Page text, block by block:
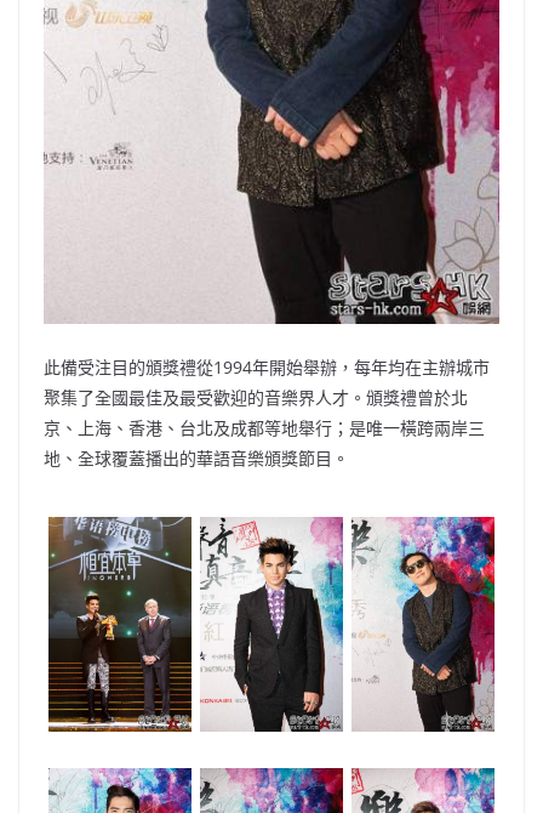
此備受注目的頒獎禮從1994年開始舉辦，每年均在主辦城市
聚集了全國最佳及最受歡迎的音樂界人才。頒獎禮曾於北
京、上海、香港、台北及成都等地舉行；是唯一橫跨兩岸三
地、全球覆蓋播出的華語音樂頒獎節目。